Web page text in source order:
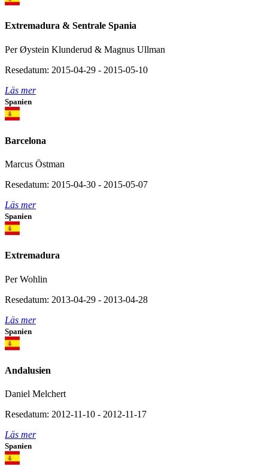
Extremadura & Sentrale Spania
Per Øystein Klunderud & Magnus Ullman
Resedatum: 2015-04-29 - 2015-05-10
Läs mer
Spanien
Barcelona
Marcus Östman
Resedatum: 2015-04-30 - 2015-05-07
Läs mer
Spanien
Extremadura
Per Wohlin
Resedatum: 2013-04-29 - 2013-04-28
Läs mer
Spanien
Andalusien
Daniel Melchert
Resedatum: 2012-11-10 - 2012-11-17
Läs mer
Spanien